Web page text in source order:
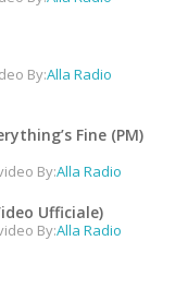
By:Alla Radio
Fine (PM)
By:Alla Radio
Ufficiale)
By:Alla Radio